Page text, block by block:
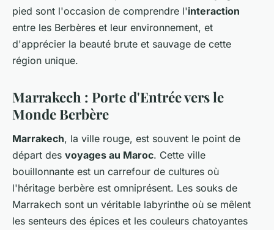
pied sont l'occasion de comprendre l'interaction
entre les Berbères et leur environnement, et
d'apprécier la beauté brute et sauvage de cette
région unique.
Marrakech : Porte d'Entrée vers le
Monde Berbère
Marrakech, la ville rouge, est souvent le point de
départ des voyages au Maroc. Cette ville
bouillonnante est un carrefour de cultures où
l'héritage berbère est omniprésent. Les souks de
Marrakech sont un véritable labyrinthe où se mêlent
les senteurs des épices et les couleurs chatoyantes